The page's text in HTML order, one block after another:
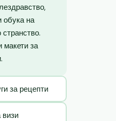
обука на
за
за рецепти
визи